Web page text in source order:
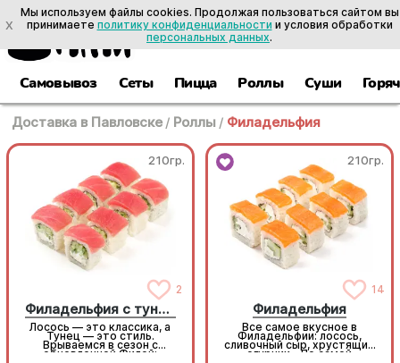
Самовывоз Сеты Пицца Роллы Суши
Доставка в Павловске / Роллы / Филадельфия
210гр.
2
Филадельфия с тунцом
Лосось — это классика, а
Тунец — это стиль.
Врываемся в сезон с
обновленной Филой:
210гр.
14
Филадельфия
Все самое вкусное в
Филадельфии: лосось,
сливочный сыр, хрустящий
огурчик... По самой
X
Мы используем файлы cookies. Продолжая пользоваться сайтом вы
принимаете политику конфиденциальности и условия обработки
персональных данных.